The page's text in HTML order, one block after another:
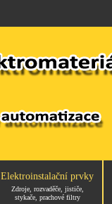
Elektroinstalační prvky
Zdroje, rozvaděče, jističe,
stykače, prachové filtry